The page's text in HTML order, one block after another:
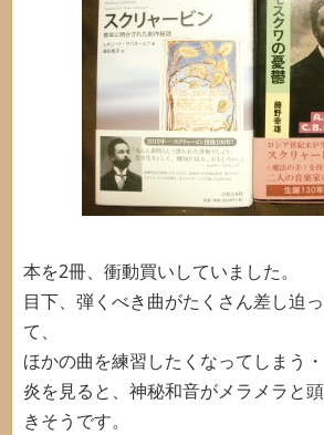
本を2冊、衝動買いしていました。
目下、弾くべき曲がたくさん差し迫
て、
ほかの曲を練習したくなってしまう・
炎を見ると、神秘和音がメラメラと
きそうです。